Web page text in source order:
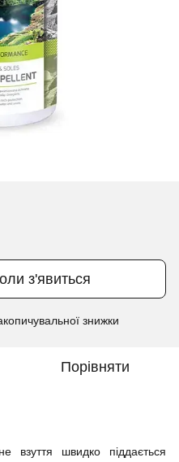
з'явиться
знижки
Порівняти
взуття швидко піддається